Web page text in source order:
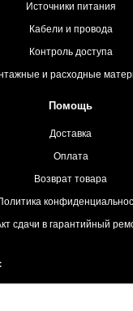
Источники питания
Кабели и провода
Контроль доступа
и расходные
Помощь
Доставка
Оплата
Возврат товара
сдачи в гарантийный